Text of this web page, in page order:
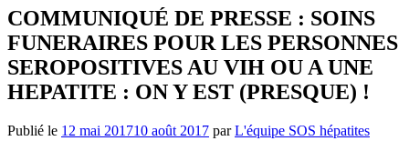
COMMUNIQUÉ DE PRESSE : SOINS
FUNERAIRES POUR LES PERSONNES
SEROPOSITIVES AU VIH OU A UNE
HEPATITE : ON Y EST (PRESQUE) !
Publié le 12 mai 201710 août 2017 parL'équipe SOS hépatites